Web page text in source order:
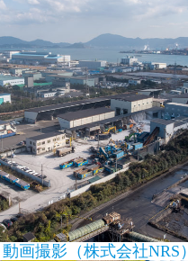
画撮影（株式会社NRS）